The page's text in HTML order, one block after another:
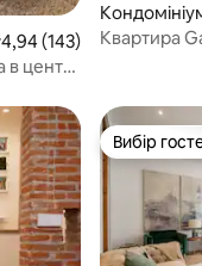
оцінка: 4,94 з 5,
4,94 (143)
центрі
Мадрид
Квартира
Вибір
Вибір